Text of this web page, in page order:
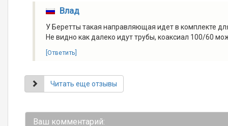
Влад
У Беретты такая направляющая идет в комплекте
Не видно как далеко идут трубы, коаксиал 100/60
[Ответить]
Читать еще отзывы
Ваш комментарий: